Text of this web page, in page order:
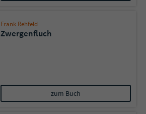
Frank Rehfeld
Zwergenfluch
zum Buch